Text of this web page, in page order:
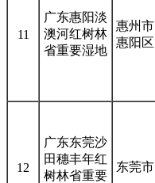
11
广东惠阳淡
澳河红树林
省重要湿地
惠州市
惠阳区
12
广东东莞沙
田穗丰年红
树林省重要
东莞市